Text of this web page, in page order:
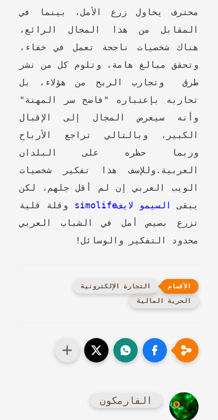
محترف يحاول زرع الأمل، بينما في
المقابل من هذا المجال الرائع،
هناك شخصيات ناجحة تعمل في خفاء،
وتحقق مبالغ هامة، وتلوم كل من نشر
طرق وتجارب الربح من هؤلاء، بل
تحاربه بإعتباره "فاضح سر المهنة"
وأنه سيعرض المجال إلى الإقبال
الكبير، وبالتالي تراجع الأرباح
وربما حظره على البلدان
العربية. وللإسف هذا تفكير شخصيات
الويب العربي إن لم أقل جلهم، لكن
يبقىالسيمو لايفsimolife
وقلة قلية
تزرع بصيص أمل في الشباب العربي
محدود التفكير والوسائل!
التجارة الإلكترونية
الحرية المالية
الفارمكون